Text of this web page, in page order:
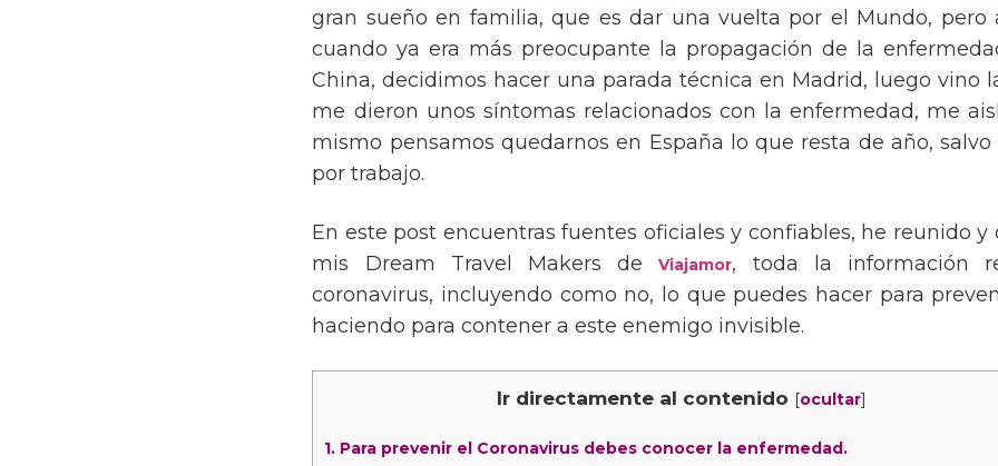
gran sueño en familia, que es dar una vuelta por el Mundo, pero
cuando ya era más preocupante la propagación de la
China, decidimos hacer una parada técnica en Madrid, luego vino
me dieron unos síntomas relacionados con la enfermedad, me
mismo pensamos quedarnos en España lo que resta de año,
por trabajo.
En este post encuentras fuentes oficiales y confiables, he reunido
mis Dream Travel Makers deViajamor, toda la información
coronavirus, incluyendo como no, lo que puedes hacer para
haciendo para contener a este enemigo invisible.
Ir directamente al contenido [ocultar]
1. Para prevenir el Coronavirus debes conocer la enfermedad.